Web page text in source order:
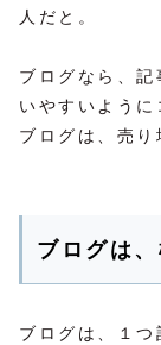
人だと。
ブログなら、
いやすいように
ブログは、売り
ブログは
ブログは、１つ